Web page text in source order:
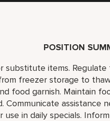
POSITION
substitute items.
freezer storage to
food garnish. Maintain
assistance
in daily specials.